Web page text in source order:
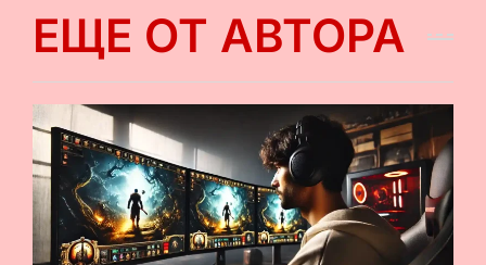
ЕЩЕ ОТ АВТОРА